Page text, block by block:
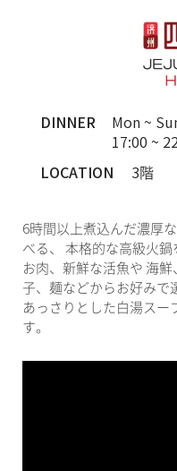
DINNER
Mon ~
17:00 ~
LOCATION
3階
6時間以上煮込んだ濃厚
べる、 本格的な高級火
お肉、新鮮な活魚や 海
子、麺などからお好みで
あっさりとした白湯スー
す。